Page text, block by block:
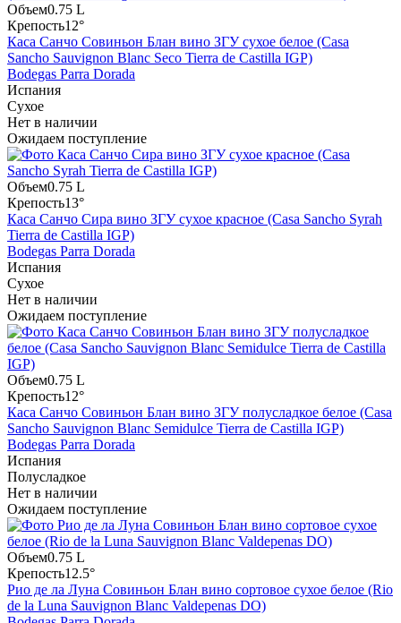
Объем0.75 L
Крепость12°
Каса Санчо Совиньон Блан вино ЗГУ сухое белое (Casa
Sancho Sauvignon Blanc Seco Tierra de Castilla IGP)
Bodegas Parra Dorada
Испания
Сухое
Нет в наличии
Ожидаем поступление
Объем0.75 L
Крепость13°
Каса Санчо Сира вино ЗГУ сухое красное (Casa Sancho Syrah
Tierra de Castilla IGP)
Bodegas Parra Dorada
Испания
Сухое
Нет в наличии
Ожидаем поступление
Объем0.75 L
Крепость12°
Каса Санчо Совиньон Блан вино ЗГУ полусладкое белое (Casa
Sancho Sauvignon Blanc Semidulce Tierra de Castilla IGP)
Bodegas Parra Dorada
Испания
Полусладкое
Нет в наличии
Ожидаем поступление
Объем0.75 L
Крепость12.5°
Рио де ла Луна Совиньон Блан вино сортовое сухое белое (Rio
de la Luna Sauvignon Blanc Valdepenas DO)